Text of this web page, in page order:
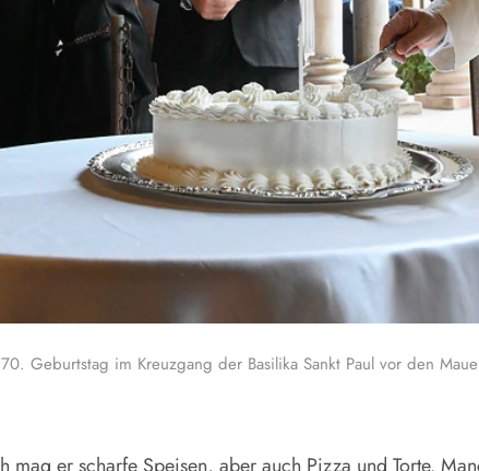
Geburtstag im Kreuzgang der Basilika Sankt Paul vor den
mag er scharfe Speisen, aber auch Pizza und Torte.